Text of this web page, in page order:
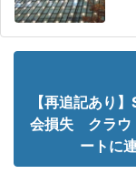
【再追記あり
会損失 クラウ
ートに